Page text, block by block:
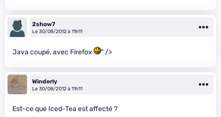
2show7
Le 30/08/2012 à 11h11
Java coupé, avec Firefox " />
Winderly
Le 30/08/2012 à 11h11
Est-ce que Iced-Tea est affecté ?